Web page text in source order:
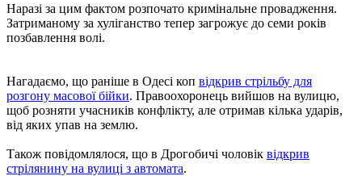
Наразі за цим фактом розпочато кримінальне провадження.
Затриманому за хуліганство тепер загрожує до семи років
позбавлення волі.
Нагадаємо, що раніше в Одесі коп відкрив стрільбу для
розгону масової бійки. Правоохоронець вийшов на вулицю,
щоб розняти учасників конфлікту, але отримав кілька ударів,
від яких упав на землю.
Також повідомлялося, що в Дрогобичі чоловік відкрив
стрілянину на вулиці з автомата.